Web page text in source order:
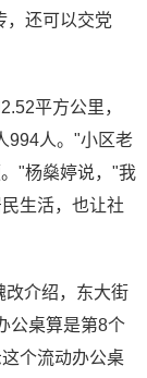
，还可以交党
平方公里，
994人。"小区老
"杨燊婷说，"我
生活，也让社
改介绍，东大街
公桌算是第8个
个流动办公桌